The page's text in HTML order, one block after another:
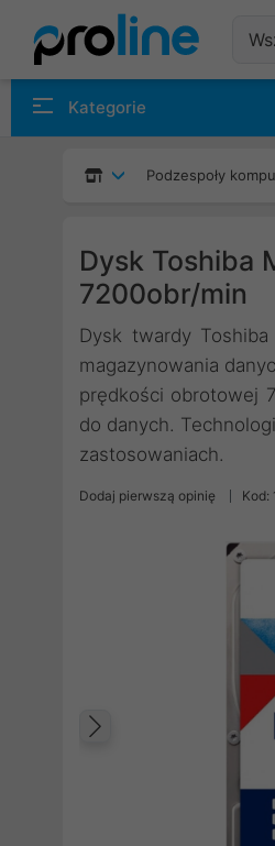
Kategorie
Podzespoły
Dysk Toshiba
7200obr/min
Dysk twardy
magazynowania
prędkości obrotowej
do danych.
zastosowaniach.
Dodaj pierwszą opinię Kod:
Poprzedni